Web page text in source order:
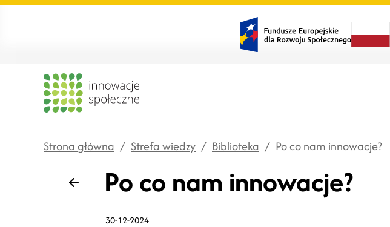
Strona główna / Strefa wiedzy / Biblioteka / Po co nam innowacje?
Wstecz
Po co nam innowacje?
30-12-2024